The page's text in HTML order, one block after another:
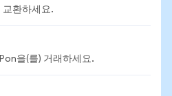
교환하세요.
을(를) 거래하세요.